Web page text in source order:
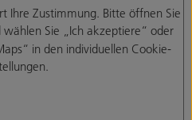
Ihre Zustimmung. Bitte öffnen Sie
wählen Sie „Ich akzeptiere“ oder
in den individuellen Cookie-